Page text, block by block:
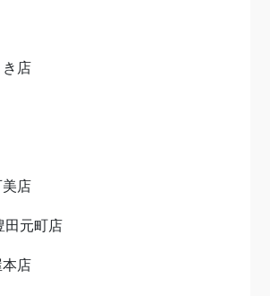
き店
美店
田元町店
本店